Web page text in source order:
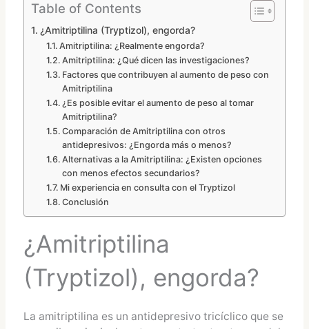
Table of Contents
¿Amitriptilina (Tryptizol), engorda?
Amitriptilina: ¿Realmente engorda?
Amitriptilina: ¿Qué dicen las investigaciones?
Factores que contribuyen al aumento de peso con
Amitriptilina
¿Es posible evitar el aumento de peso al tomar
Amitriptilina?
Comparación de Amitriptilina con otros
antidepresivos: ¿Engorda más o menos?
Alternativas a la Amitriptilina: ¿Existen opciones
con menos efectos secundarios?
Mi experiencia en consulta con el Tryptizol
Conclusión
¿Amitriptilina
(Tryptizol), engorda?
La amitriptilina es un antidepresivo tricíclico que se